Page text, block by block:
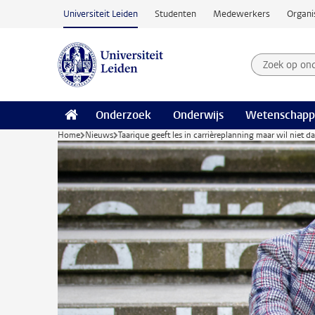
Ga naar hoofdinhoud
Universiteit Leiden Studenten Medewerkers
Zoek op
Zoekterm
Onderzoek Onderwijs
Home Nieuws Taarique geeft les in carrièreplanning maar wil niet